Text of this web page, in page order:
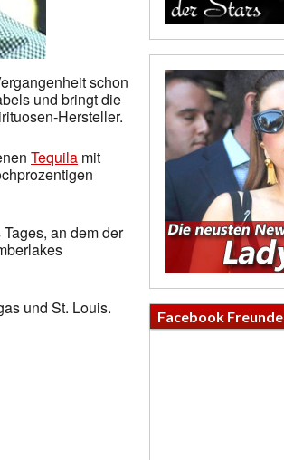
schon
und bringt die
Hersteller.
Tequila mit
an dem der
und St. Louis.
Facebook Freunde